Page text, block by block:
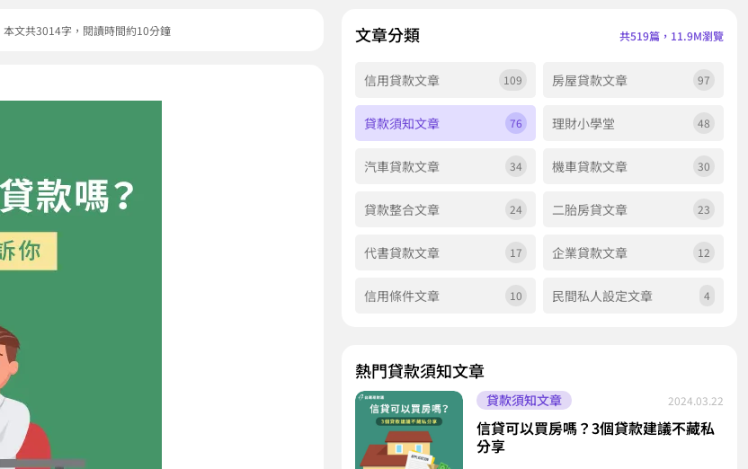
文共3014字，閱讀時間約10分鐘 文章分類 共519篇，11.9M瀏覽
信用貸款文章 109 房屋貸款文章 97
貸款須知文章 76 理財小學堂 48
汽車貸款文章 34 機車貸款文章 30
貸款整合文章 24 二胎房貸文章 23
代書貸款文章 17 企業貸款文章 12
信用條件文章 10 民間私人設定文章 4
熱門貸款須知文章
貸款須知文章 2024.03.22
信貸可以買房嗎？3個貸款建議不藏私
分享